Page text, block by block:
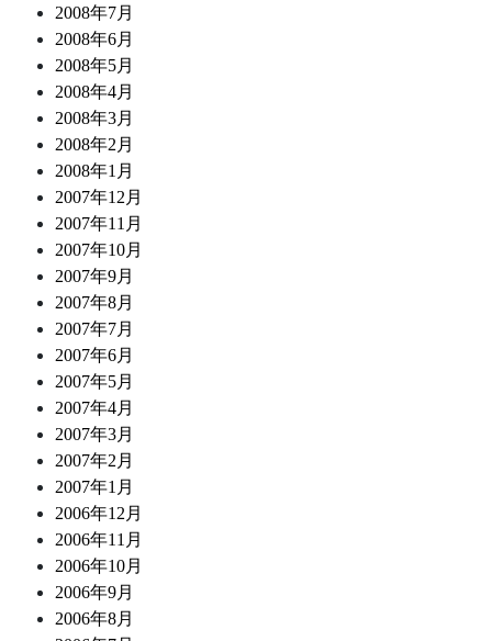
2008年7月
2008年6月
2008年5月
2008年4月
2008年3月
2008年2月
2008年1月
2007年12月
2007年11月
2007年10月
2007年9月
2007年8月
2007年7月
2007年6月
2007年5月
2007年4月
2007年3月
2007年2月
2007年1月
2006年12月
2006年11月
2006年10月
2006年9月
2006年8月